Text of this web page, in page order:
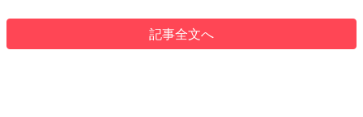
記事全文へ